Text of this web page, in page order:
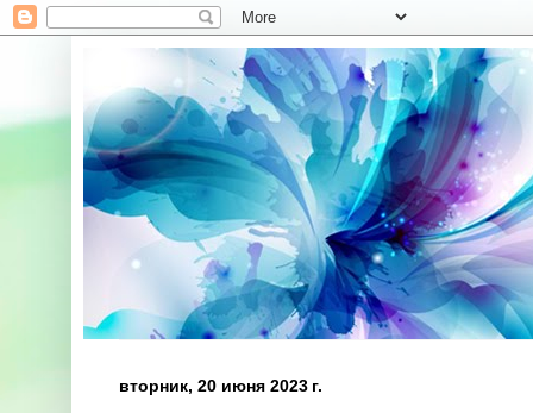
вторник, 20 июня 2023 г.